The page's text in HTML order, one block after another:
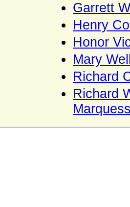
Garrett
Henry
Honor
Mary
Richard
Richard